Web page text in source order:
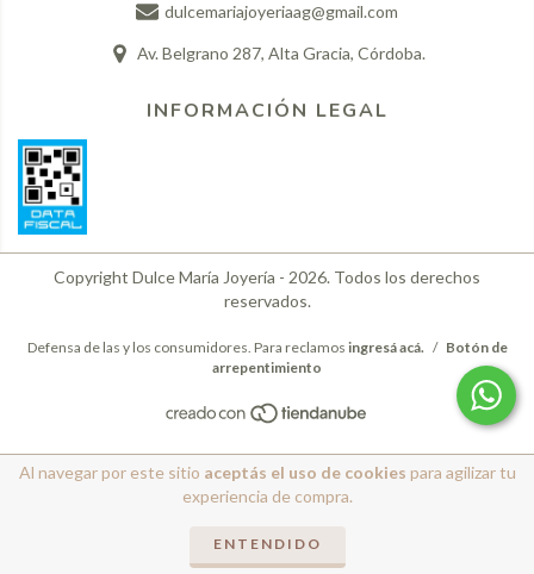
Al navegar por este sitio aceptás el uso de cookies para agilizar tu
experiencia de compra.
ENTENDIDO
dulcemariajoyeriaag@gmail.com
Av. Belgrano 287, Alta Gracia, Córdoba.
INFORMACIÓN LEGAL
Copyright Dulce María Joyería - 2026. Todos los derechos
reservados.
Defensa de las y los consumidores. Para reclamos ingresá acá. / Botón de
arrepentimiento